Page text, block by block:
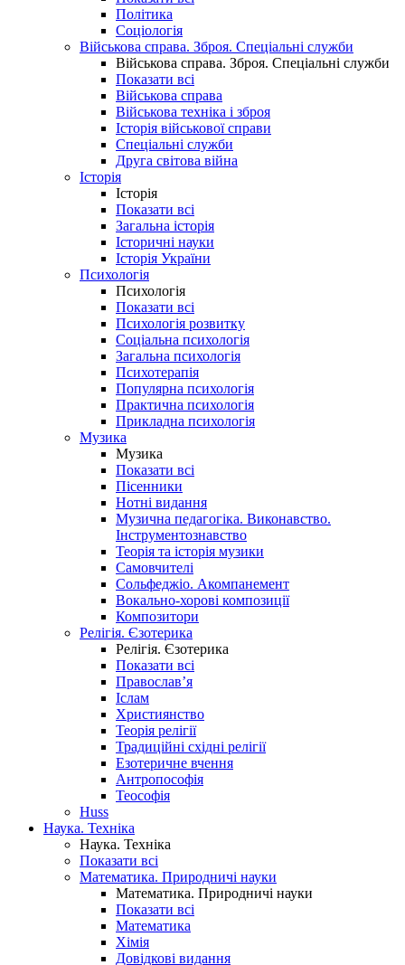
Політика
Соціологія
Військова справа. Зброя. Спеціальні служби
Військова справа. Зброя. Спеціальні служби
Показати всі
Військова справа
Військова техніка і зброя
Історія військової справи
Спеціальні служби
Друга світова війна
Історія
Історія
Показати всі
Загальна історія
Історичні науки
Історія України
Психологія
Психологія
Показати всі
Психологія розвитку
Соціальна психологія
Загальна психологія
Психотерапія
Популярна психологія
Практична психологія
Прикладна психологія
Музика
Музика
Показати всі
Пісенники
Нотні видання
Музична педагогіка. Виконавство.
Інструментознавство
Теорія та історія музики
Самовчителі
Сольфеджіо. Акомпанемент
Вокально-хорові композиції
Композитори
Релігія. Єзотерика
Релігія. Єзотерика
Показати всі
Православ’я
Іслам
Християнство
Теорія релігії
Традиційні східні релігії
Езотеричне вчення
Антропософія
Теософія
Huss
Наука. Техніка
Наука. Техніка
Показати всі
Математика. Природничі науки
Математика. Природничі науки
Показати всі
Математика
Хімія
Довідкові видання